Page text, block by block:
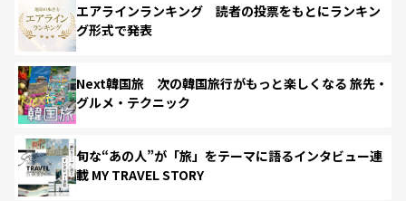
エアラインランキング 読者の投票をもとにランキン
グ形式で発表
Next韓国旅 次の韓国旅行がもっと楽しくなる 旅先・
グルメ・テクニック
旬な“あの人”が「旅」をテーマに語るインタビュー連
載 MY TRAVEL STORY